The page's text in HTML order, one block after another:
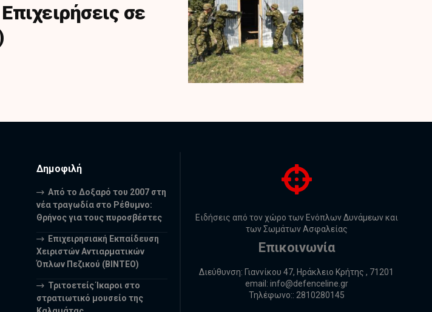
σε
Δημοφιλή
Από το Δοξαρό του 2007 στη
νέα τραγωδία στο Ρέθυμνο:
Θρήνος για τους πυροσβέστες
Επιχειρησιακή Εκπαίδευση
Χειριστών Αντιαρματικών
Όπλων Πεζικού (ΒΙΝΤΕΟ)
Τριτοετείς Ίκαροι στο
στρατιωτικό μουσείο της
Ειδήσεις από τον χώρο των Ενόπλων Δυνάμεων και
των Σωμάτων Ασφαλείας
Επικοινωνία
Διεύθυνση: Γιαννίκου 47, Ηράκλειο Κρήτης , 71201
email: info@defenceline.gr
Τηλέφωνο:: 2810280145